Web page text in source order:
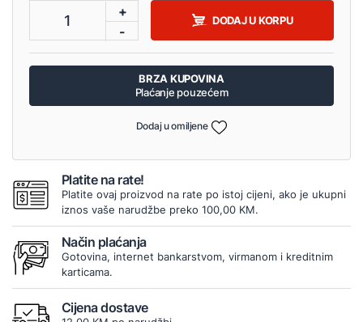
1
+
-
DODAJ U KORPU
BRZA KUPOVINA
Plaćanje pouzećem
Dodaj u omiljene
Platite na rate!
Platite ovaj proizvod na rate po istoj cijeni, ako je ukupni
iznos vaše narudžbe preko 100,00 KM.
Način plaćanja
Gotovina, internet bankarstvom, virmanom i kreditnim
karticama.
Cijena dostave